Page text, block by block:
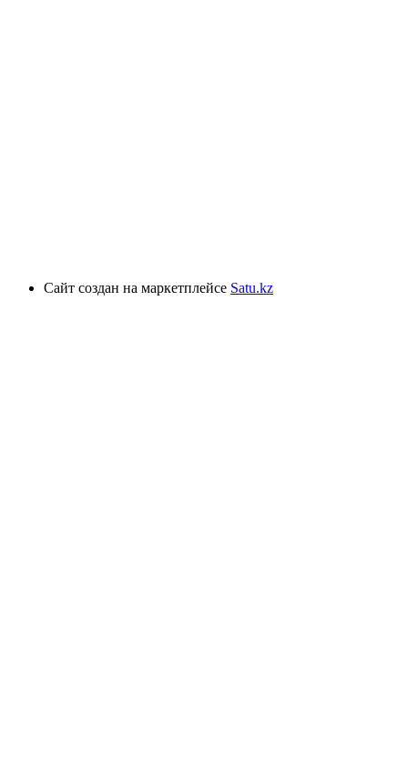
Сайт создан на маркетплейсе Satu.kz